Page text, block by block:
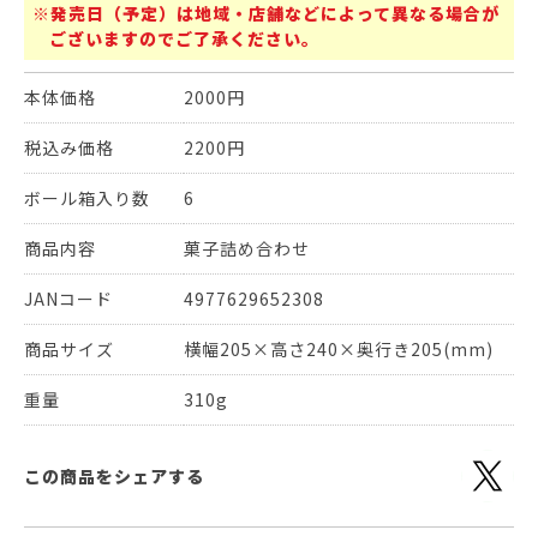
※発売日（予定）は地域・店舗などによって異なる場合が
ございますのでご了承ください。
本体価格 2000円
税込み価格 2200円
ボール箱入り数 6
商品内容 菓子詰め合わせ
JANコード 4977629652308
商品サイズ 横幅205×高さ240×奥行き205(mm)
重量 310g
この商品をシェアする